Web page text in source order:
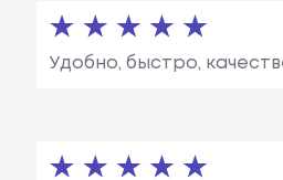
Удобно, быстро,